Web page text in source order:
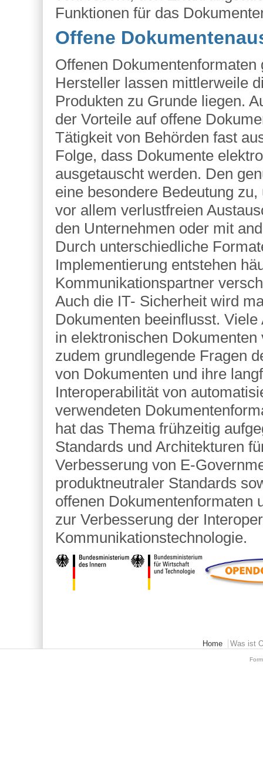
Funktionen für das
Offene
Offenen
Hersteller lassen mittlerweile
Produkten zu Grunde liegen.
der Vorteile auf offene
Tätigkeit von Behörden fast
Folge, dass Dokumente
ausgetauscht werden. Den
eine besondere Bedeutung
vor allem verlustfreien
den Unternehmen oder mit
Durch unterschiedliche
Implementierung entstehen
Kommunikationspartner
Auch die IT- Sicherheit wird
Dokumenten beeinflusst.
in elektronischen
zudem grundlegende Fragen
von Dokumenten und ihre
Interoperabilität von
verwendeten
hat das Thema frühzeitig
Standards und Architekturen
Verbesserung von E-
produktneutraler Standards
offenen
zur Verbesserung der
Kommunikationstechnologie.
Home Was ist